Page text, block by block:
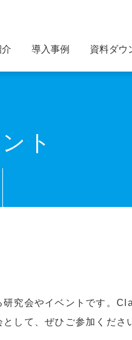
導入事例 資料ダウ
ト
究会やイベントです。
して、ぜひご参加くださ